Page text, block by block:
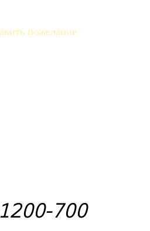
пожелание
700